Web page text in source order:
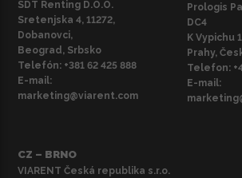
SDT Renting D.O.O.
Sretenjska 4, 11272,
Dobanovci,
Beograd, Srbsko
Telefón: +381 62 425 888
E-mail:
marketing@viarent.com
Prologis
DC4
K Vypichu
Prahy,
Telefon:
E-mail:
CZ – BRNO
VIARENT Česká republika s.r.o.